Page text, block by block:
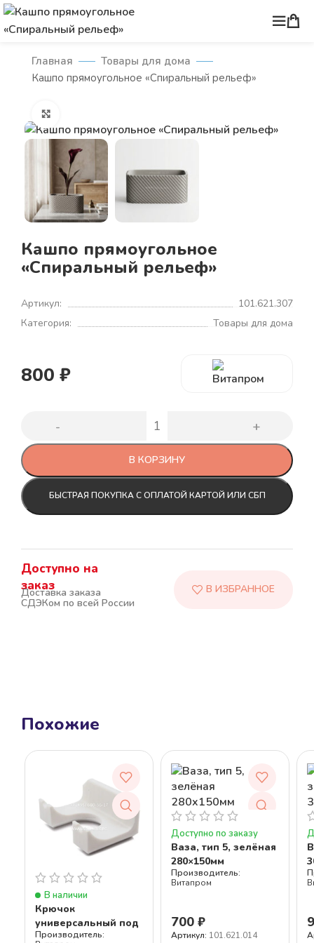
Главная
Товары для дома
Кашпо прямоугольное «Спиральный рельеф»
Кашпо прямоугольное
«Спиральный рельеф»
800 ₽
Доступно на
заказ
В КОРЗИНУ
БЫСТРАЯ ПОКУПКА С ОПЛАТОЙ КАРТОЙ ИЛИ СБП
Доставка заказа
СДЭКом по всей России
Артикул:
101.621.307
Категория:
Товары для дома
Похожие
Крючок
универсальный под
уличные
В наличии
Ваза, тип 5, зелёная
280×150мм
Витапром
Доступно по заказу
700 ₽
Артикул: 101.621.014